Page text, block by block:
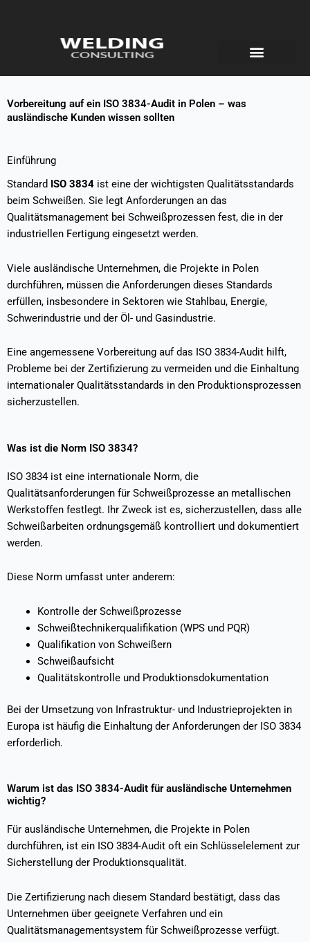
Vorbereitung auf ein ISO 3834-Audit in Polen – was
ausländische Kunden wissen sollten
Einführung
Standard ISO 3834 ist eine der wichtigsten Qualitätsstandards
beim Schweißen. Sie legt Anforderungen an das
Qualitätsmanagement bei Schweißprozessen fest, die in der
industriellen Fertigung eingesetzt werden.
Viele ausländische Unternehmen, die Projekte in Polen
durchführen, müssen die Anforderungen dieses Standards
erfüllen, insbesondere in Sektoren wie Stahlbau, Energie,
Schwerindustrie und der Öl- und Gasindustrie.
Eine angemessene Vorbereitung auf das ISO 3834-Audit hilft,
Probleme bei der Zertifizierung zu vermeiden und die Einhaltung
internationaler Qualitätsstandards in den Produktionsprozessen
sicherzustellen.
Was ist die Norm ISO 3834?
ISO 3834 ist eine internationale Norm, die
Qualitätsanforderungen für Schweißprozesse an metallischen
Werkstoffen festlegt. Ihr Zweck ist es, sicherzustellen, dass alle
Schweißarbeiten ordnungsgemäß kontrolliert und dokumentiert
werden.
Diese Norm umfasst unter anderem:
Kontrolle der Schweißprozesse
Schweißtechnikerqualifikation (WPS und PQR)
Qualifikation von Schweißern
Schweißaufsicht
Qualitätskontrolle und Produktionsdokumentation
Bei der Umsetzung von Infrastruktur- und Industrieprojekten in
Europa ist häufig die Einhaltung der Anforderungen der ISO 3834
erforderlich.
Warum ist das ISO 3834-Audit für ausländische Unternehmen
wichtig?
Für ausländische Unternehmen, die Projekte in Polen
durchführen, ist ein ISO 3834-Audit oft ein Schlüsselelement zur
Sicherstellung der Produktionsqualität.
Die Zertifizierung nach diesem Standard bestätigt, dass das
Unternehmen über geeignete Verfahren und ein
Qualitätsmanagementsystem für Schweißprozesse verfügt.